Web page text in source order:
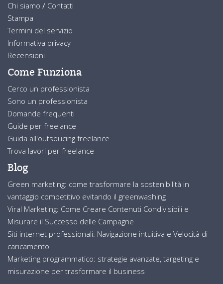
Chi siamo / Contatti
Stampa
Termini del servizio
Informativa privacy
Recensioni
Come Funziona
Cerco un professionista
Sono un professionista
Domande frequenti
Guide per freelance
Guida all'outsoucing freelance
Trova lavori per freelance
Blog
Green marketing: come trasformare la sostenibilità in
vantaggio competitivo evitando il greenwashing
Viral Marketing: Come Creare Contenuti Condivisibili e
Misurare il Successo delle Campagne
Siti internet professionali: Navigazione intuitiva e Velocità di
caricamento
Marketing programmatico: strategie avanzate, targeting e
misurazione per trasformare il business